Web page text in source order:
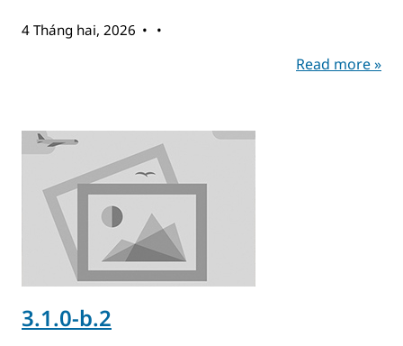
4 Tháng hai, 2026
Read more »
3.1.0-b.2